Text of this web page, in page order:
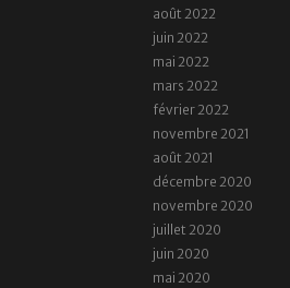
août 2022
juin 2022
mai 2022
mars 2022
février 2022
novembre 2021
août 2021
décembre 2020
novembre 2020
juillet 2020
juin 2020
mai 2020